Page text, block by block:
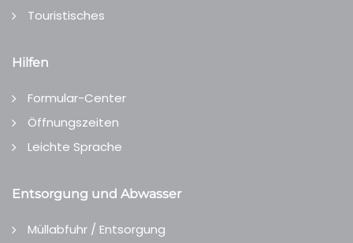
Touristisches
Hilfen
Formular-Center
Öffnungszeiten
Leichte Sprache
Entsorgung und Abwasser
Müllabfuhr / Entsorgung